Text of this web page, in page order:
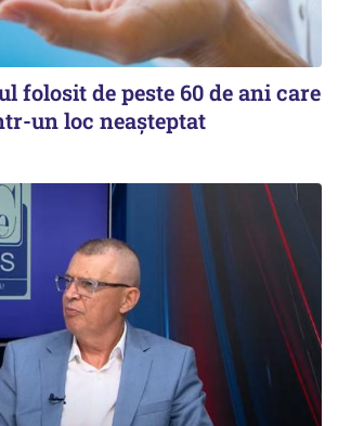
folosit de peste 60 de ani care
un loc neașteptat